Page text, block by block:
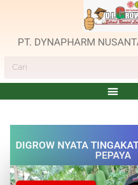
PT. DYNAPHARM
DIGROW NYATA
PEPAYA